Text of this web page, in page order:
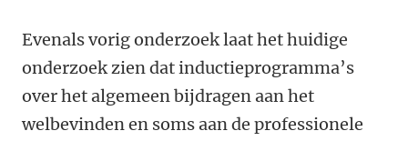
Evenals vorig onderzoek laat het huidige
onderzoek zien dat inductieprogramma’s
over het algemeen bijdragen aan het
welbevinden en soms aan de professionele